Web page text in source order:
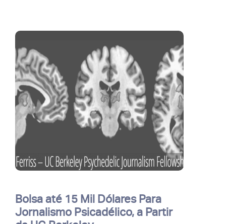
Bolsa até 15 Mil Dólares Para
Jornalismo Psicadélico, a Partir